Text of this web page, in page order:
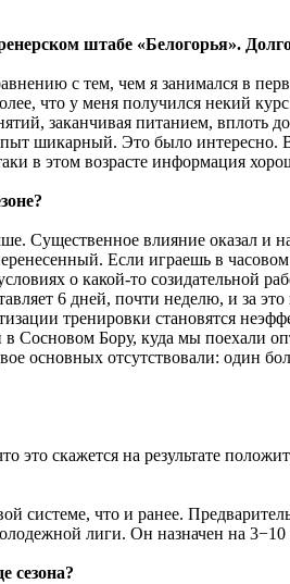
штабе «Белогорья».
с тем, чем я занимался в
что у меня получился некий
заканчивая питанием,
шикарный. Это было
в этом возрасте информация
Существенное влияние оказал и
Если играешь в
о какой-то созидательной
6 дней, почти неделю, и за
тренировки становятся
в Сосновом Бору, куда мы
основных отсутствовали: один
это скажется на результате
системе, что и ранее.
лиги. Он назначен на 3−10
сезона?